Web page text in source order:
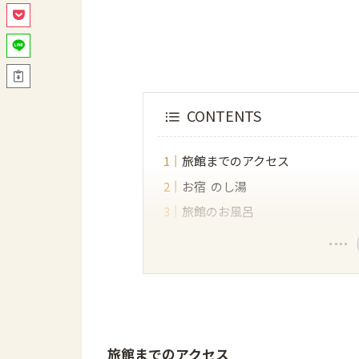
CONTENTS
旅館までのアクセス
お宿 のし湯
旅館のお風呂
旅館までのアクセス